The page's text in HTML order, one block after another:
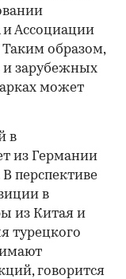
и Ассоциации
образом,
и зарубежных
может
в
из Германии
перспективе
в
из Китая и
турецкого
говорится